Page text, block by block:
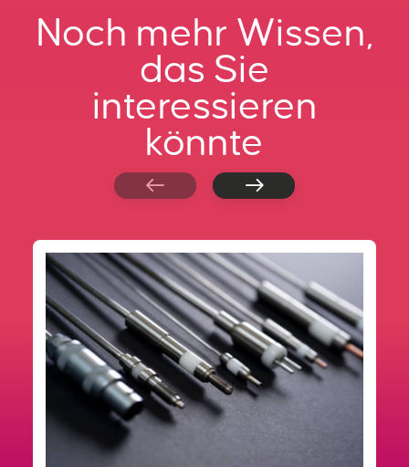
Noch mehr Wissen,
das Sie
interessieren
könnte